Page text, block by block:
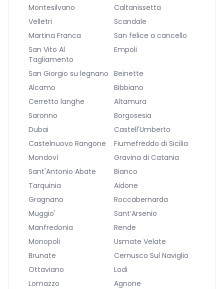
Montesilvano
Caltanissetta
Velletri
Scandale
Martina Franca
San felice a cancello
San Vito Al
Tagliamento
Empoli
San Giorgio su legnano Beinette
Alcamo
Bibbiano
Cerretto langhe
Altamura
Saronno
Borgosesia
Dubai
Castell'Umberto
Castelnuovo Rangone
Fiumefreddo di Sicilia
Mondovì
Gravina di Catania
Sant'Antonio Abate
Bianco
Tarquinia
Aidone
Gragnano
Roccabernarda
Muggio'
Sant’Arsenio
Manfredonia
Rende
Monopoli
Usmate Velate
Brunate
Cernusco Sul Naviglio
Ottaviano
Lodi
Lomazzo
Agnone